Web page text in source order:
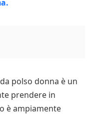
polso donna è un
prendere in
è ampiamente